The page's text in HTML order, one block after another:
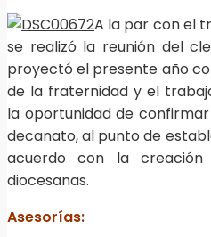
A la par con el
se realizó la reunión del
proyectó el presente año
de la fraternidad y el
la oportunidad de
decanato, al punto de
acuerdo con la
diocesanas.
Asesorías: